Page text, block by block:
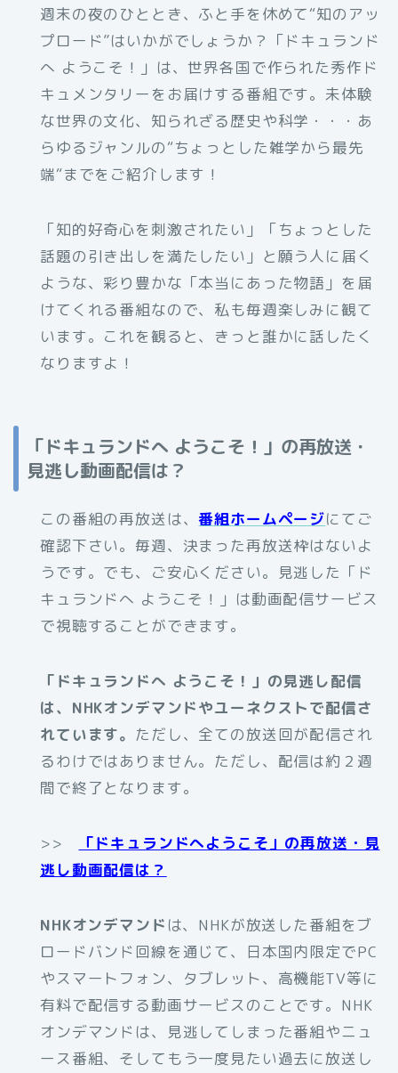
週末の夜のひととき、ふと手を休めて“知のアッ
プロード”はいかがでしょうか？「ドキュランド
へ ようこそ！」は、世界各国で作られた秀作ド
キュメンタリーをお届けする番組です。未体験
な世界の文化、知られざる歴史や科学・・・あ
らゆるジャンルの“ちょっとした雑学から最先
端“までをご紹介します！
「知的好奇心を刺激されたい」「ちょっとした
話題の引き出しを満たしたい」と願う人に届く
ような、彩り豊かな「本当にあった物語」を届
けてくれる番組なので、私も毎週楽しみに観て
います。これを観ると、きっと誰かに話したく
なりますよ！
「ドキュランドへ ようこそ！」の再放送・
見逃し動画配信は？
この番組の再放送は、番組ホームページにてご
確認下さい。毎週、決まった再放送枠はないよ
うです。でも、ご安心ください。見逃した「ド
キュランドへ ようこそ！」は動画配信サービス
で視聴することができます。
「ドキュランドへ ようこそ！」の見逃し配信
は、NHKオンデマンドやユーネクストで配信さ
れています。 ただし、全ての放送回が配信され
るわけではありません。ただし、配信は約２週
間で終了となります。
>>
「ドキュランドへようこそ」の再放送・見
逃し動画配信は？
NHKオンデマンド は、NHKが放送した番組をブ
ロードバンド回線を通じて、日本国内限定でPC
やスマートフォン、タブレット、高機能TV等に
有料で配信する動画サービスのことです。NHK
オンデマンドは、見逃してしまった番組やニュ
ース番組、そしてもう一度見たい過去に放送し